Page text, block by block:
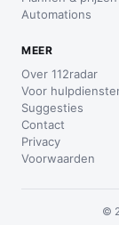
Automations
MEER
Over 112radar
Voor
Suggesties
Contact
Privacy
Voorwaarden
©